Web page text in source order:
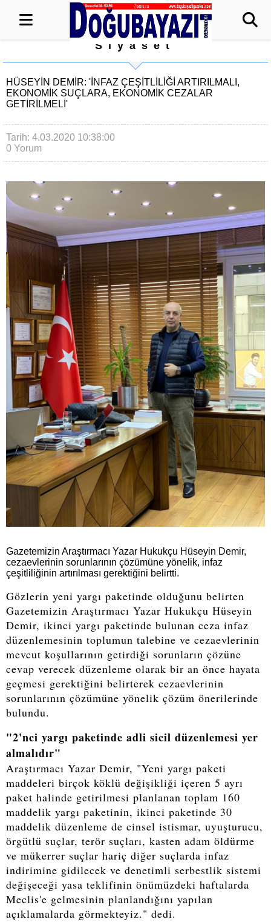
Siyaset
HÜSEYIN DEMIR: 'İNFAZ ÇEŞITLILIĞI ARTIRILMALI,
EKONOMIK SUÇLARA, EKONOMIK CEZALAR
GETIRILMELI'
Tarih: 4.03.2020 10:38:00
0 Yorum
Gazetemizin Araştırmacı Yazar Hukukçu Hüseyin Demir,
cezaevlerinin sorunlarının çözümüne yönelik, infaz
çeşitliliğinin artırılması gerektiğini belirtti.
Gözlerin yeni yargı paketinde olduğunu belirten
Gazetemizin Araştırmacı Yazar Hukukçu Hüseyin
Demir, ikinci yargı paketinde bulunan ceza infaz
düzenlemesinin toplumun talebine ve cezaevlerinin
mevcut koşullarının getirdiği sorunların çözüne
cevap verecek düzenleme olarak bir an önce hayata
geçmesi gerektiğini belirterek cezaevlerinin
sorunlarının çözümüne yönelik çözüm önerilerinde
bulundu.
"2'nci yargı paketinde adli sicil düzenlemesi yer
almalıdır"
Araştırmacı Yazar Demir, "Yeni yargı paketi
maddeleri birçok köklü değişikliği içeren 5 ayrı
paket halinde getirilmesi planlanan toplam 160
maddelik yargı paketinin, ikinci paketinde 30
maddelik düzenleme de cinsel istismar, uyuşturucu,
örgütlü suçlar, terör suçları, kasten adam öldürme
ve mükerrer suçlar hariç diğer suçlarda infaz
indirimine gidilecek ve denetimli serbestlik sistemi
değişeceği yasa teklifinin önümüzdeki haftalarda
Meclis'e gelmesinin planlandığını yapılan
açıklamalarda görmekteyiz." dedi.